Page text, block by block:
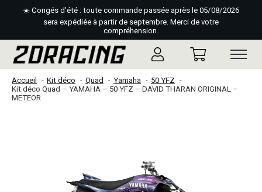
☀️ Congés d'été : toute commande passée après le 05/08/2026
sera expédiée à partir de septembre. Merci de votre
compréhension.
Accueil Kit déco Quad Yamaha
50 YFZ
Kit déco Quad – YAMAHA – 50 YFZ – DAVID THARAN ORIGINAL –
METEOR